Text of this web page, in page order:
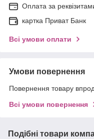
Оплата за
картка Приват Банк
Всі умови оплати
Умови повернення
Повернення товару
Всі умови повернення
Подібні товари